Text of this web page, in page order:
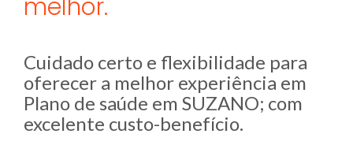
melhor.
Cuidado certo e flexibilidade para
oferecer a melhor experiência em
Plano de saúde em SUZANO; com
excelente custo-benefício.